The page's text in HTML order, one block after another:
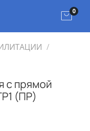
0
с прямой
(ПР)